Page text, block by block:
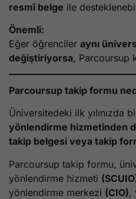
resmî belge ile
Önemli:
Eğer öğrenciler aynı
değiştiriyorsa, Parcoursup
Parcoursup takip formu
Üniversitedeki ilk yılınızda
yönlendirme hizmetinden
takip belgesi veya takip
Parcoursup takip formu,
yönlendirme hizmeti
yönlendirme merkezi (CIO),